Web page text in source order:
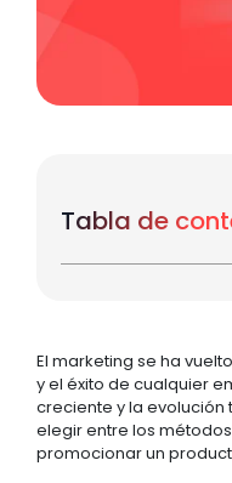
Tabla de
El marketing se ha
y el éxito de cualquier
creciente y la
elegir entre los
promocionar un